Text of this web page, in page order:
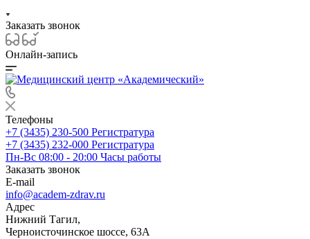
Заказать звонок
Онлайн-запись
Телефоны
+7 (3435) 230-500 Регистратура
+7 (3435) 232-000 Регистратура
Пн-Вс 08:00 - 20:00 Часы работы
Заказать звонок
E-mail
info@academ-zdrav.ru
Адрес
Нижний Тагил,
Черноисточинское шоссе, 63А